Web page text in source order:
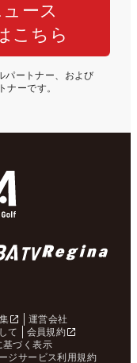
ース
こちら
パートナー、および
ナーです。
運営会社
て
会員規約
基づく表示
ジサービス利用規約